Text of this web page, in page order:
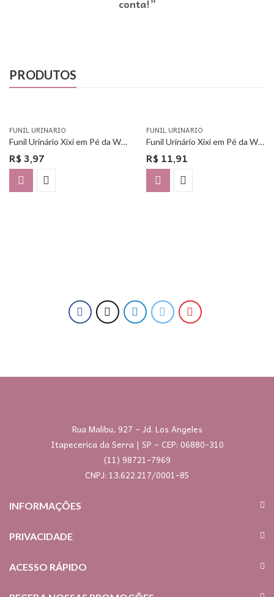
conta!”
PRODUTOS
FUNIL URINARIO
Funil Urinário Xixi em Pé da Woman Free – Unitário
R$3,97
FUNIL URINARIO
Funil Urinário Xixi em Pé da Woman Free – Com 3 Unidades
R$ 11,91
Rua Malibu, 927 – Jd. Los Angeles
Itapecerica da Serra | SP – CEP: 06880-310
(11) 98721-7969
CNPJ: 13.622.217/0001-85
INFORMAÇÕES
PRIVACIDADE
ACESSO RÁPIDO